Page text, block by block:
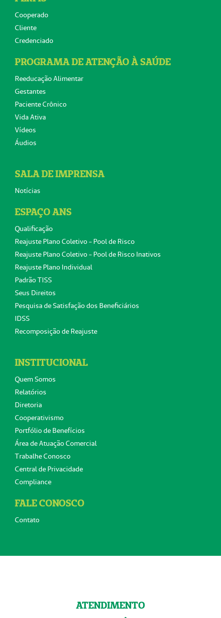
Cooperado
Cliente
Credenciado
PROGRAMA DE ATENÇÃO À SAÚDE
Reeducação Alimentar
Gestantes
Paciente Crônico
Vida Ativa
Vídeos
Áudios
SALA DE IMPRENSA
Notícias
ESPAÇO ANS
Qualificação
Reajuste Plano Coletivo - Pool de Risco
Reajuste Plano Coletivo - Pool de Risco Inativos
Reajuste Plano Individual
Padrão TISS
Seus Direitos
Pesquisa de Satisfação dos Beneficiários
IDSS
Recomposição de Reajuste
INSTITUCIONAL
Quem Somos
Relatórios
Diretoria
Cooperativismo
Portfólio de Benefícios
Área de Atuação Comercial
Trabalhe Conosco
Central de Privacidade
Compliance
FALE CONOSCO
Contato
ATENDIMENTO